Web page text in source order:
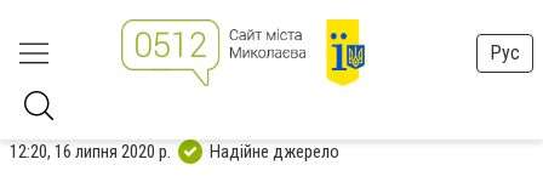
Рус
12:20, 16 липня 2020 р. Надійне джерело